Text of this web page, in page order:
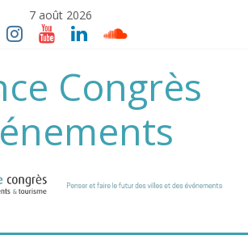
7 août 2026
Congrès